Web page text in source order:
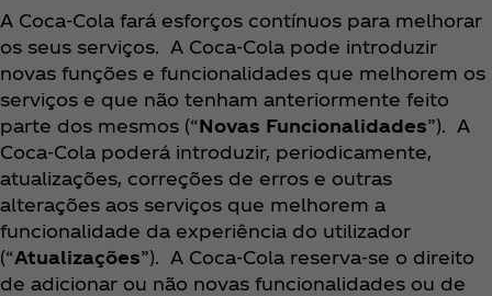
A Coca‑Cola fará esforços contínuos para melhorar
os seus serviços. A Coca‑Cola pode introduzir
novas funções e funcionalidades que melhorem os
serviços e que não tenham anteriormente feito
parte dos mesmos (“Novas Funcionalidades”). A
Coca‑Cola poderá introduzir, periodicamente,
atualizações, correções de erros e outras
alterações aos serviços que melhorem a
funcionalidade da experiência do utilizador
(“Atualizações”). A Coca‑Cola reserva-se o direito
de adicionar ou não novas funcionalidades ou de